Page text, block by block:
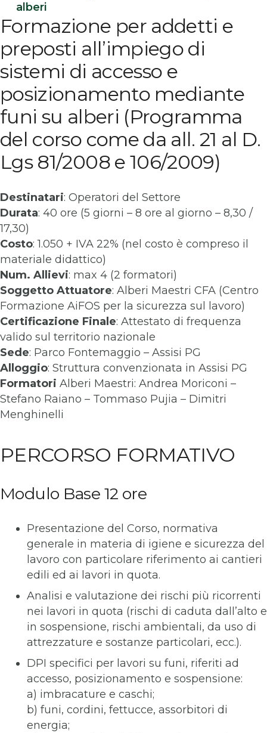
alberi
Formazione per addetti e
preposti all’impiego di
sistemi di accesso e
posizionamento mediante
funi su alberi (Programma
del corso come da all. 21 al D.
Lgs 81/2008 e 106/2009)
Destinatari: Operatori del Settore
Durata: 40 ore (5 giorni – 8 ore al giorno – 8,30 /
17,30)
Costo: 1.050 + IVA 22% (nel costo è compreso il
materiale didattico)
Num. Allievi: max 4 (2 formatori)
Soggetto Attuatore: Alberi Maestri CFA (Centro
Formazione AiFOS per la sicurezza sul lavoro)
Certificazione Finale: Attestato di frequenza
valido sul territorio nazionale
Sede: Parco Fontemaggio – Assisi PG
Alloggio: Struttura convenzionata in Assisi PG
Formatori Alberi Maestri: Andrea Moriconi –
Stefano Raiano – Tommaso Pujia – Dimitri
Menghinelli
PERCORSO FORMATIVO
Modulo Base 12 ore
Presentazione del Corso, normativa
generale in materia di igiene e sicurezza del
lavoro con particolare riferimento ai cantieri
edili ed ai lavori in quota.
Analisi e valutazione dei rischi più ricorrenti
nei lavori in quota (rischi di caduta dall’alto e
in sospensione, rischi ambientali, da uso di
attrezzature e sostanze particolari, ecc.).
DPI specifici per lavori su funi, riferiti ad
accesso, posizionamento e sospensione:
a) imbracature e caschi;
b) funi, cordini, fettucce, assorbitori di
energia;